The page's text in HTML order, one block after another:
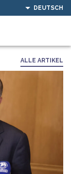
DEUTSCH
ALLE ARTIKEL